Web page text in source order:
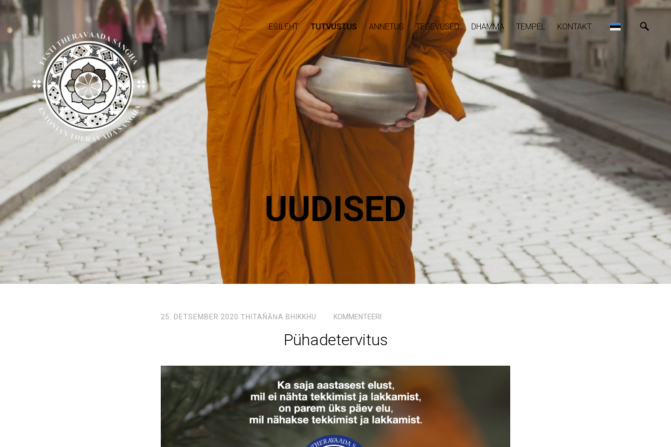
ESILEHT TUTVUSTUS ANNETUS TEGEVUSED DHAMMA TEMPEL KONTAKT
UUDISED
25. DETSEMBER 2020 ṬHITAÑĀṆA BHIKKHU KOMMENTEERI
Pühadetervitus